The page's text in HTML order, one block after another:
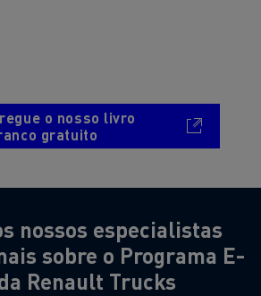
o nosso livro
gratuito
nossos especialistas
sobre o Programa E-
Renault Trucks